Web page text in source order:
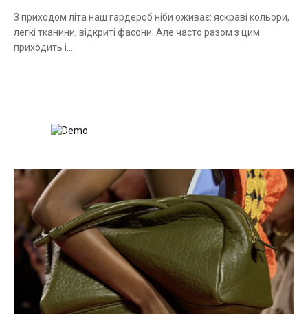
З приходом літа наш гардероб ніби оживає: яскраві кольори,
легкі тканини, відкриті фасони. Але часто разом з цим
приходить і…